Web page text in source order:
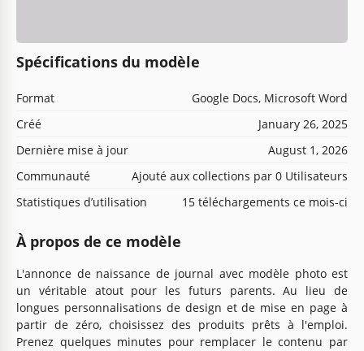
Spécifications du modèle
Format
Google Docs, Microsoft Word
Créé
January 26, 2025
Dernière mise à jour
August 1, 2026
Communauté
Ajouté aux collections par 0 Utilisateurs
Statistiques d’utilisation
15 téléchargements ce mois-ci
À propos de ce modèle
L'annonce de naissance de journal avec modèle photo est
un véritable atout pour les futurs parents. Au lieu de
longues personnalisations de design et de mise en page à
partir de zéro, choisissez des produits prêts à l'emploi.
Prenez quelques minutes pour remplacer le contenu par